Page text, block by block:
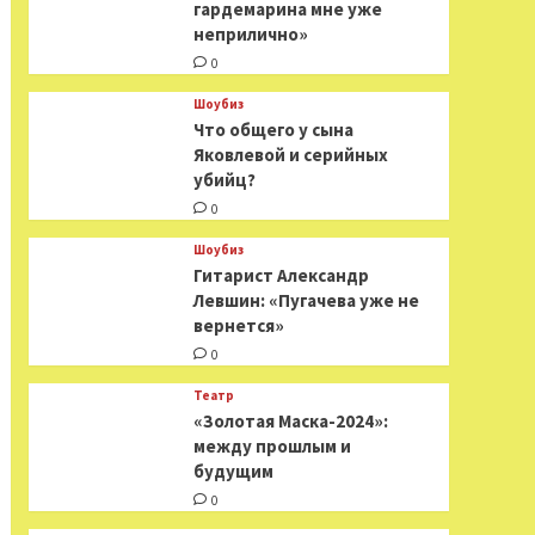
гардемарина мне уже
неприлично»
0
Шоубиз
Что общего у сына
Яковлевой и серийных
убийц?
0
Шоубиз
Гитарист Александр
Левшин: «Пугачева уже не
вернется»
0
Театр
«Золотая Маска-2024»:
между прошлым и
будущим
0